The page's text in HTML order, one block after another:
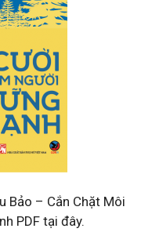
Bảo – Cắn Chặt Môi
PDF tại đây.